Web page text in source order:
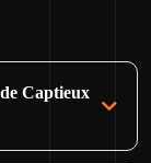
Captieux